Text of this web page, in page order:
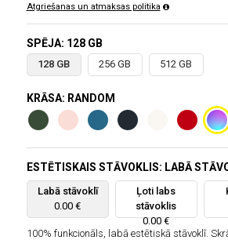
Atgriešanas un atmaksas politika
SPĒJA: 128 GB
128 GB 256 GB 512 GB
KRĀSA: RANDOM
ESTĒTISKAIS STĀVOKLIS: LABĀ
Labā stāvoklī
0.00 €
Ļoti labs
stāvoklis
0.00 €
100% funkcionāls, labā estētiskā stāvoklī.